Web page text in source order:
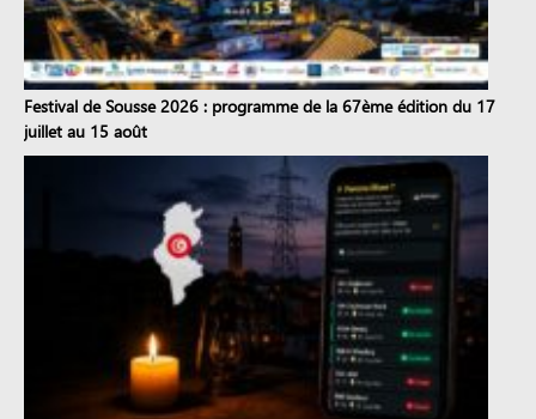
Festival de Sousse 2026 : programme de la 67ème édition du 17
juillet au 15 août